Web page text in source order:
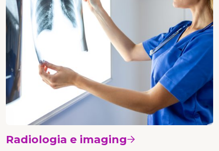
Radiologia e imaging Vedi i corsi